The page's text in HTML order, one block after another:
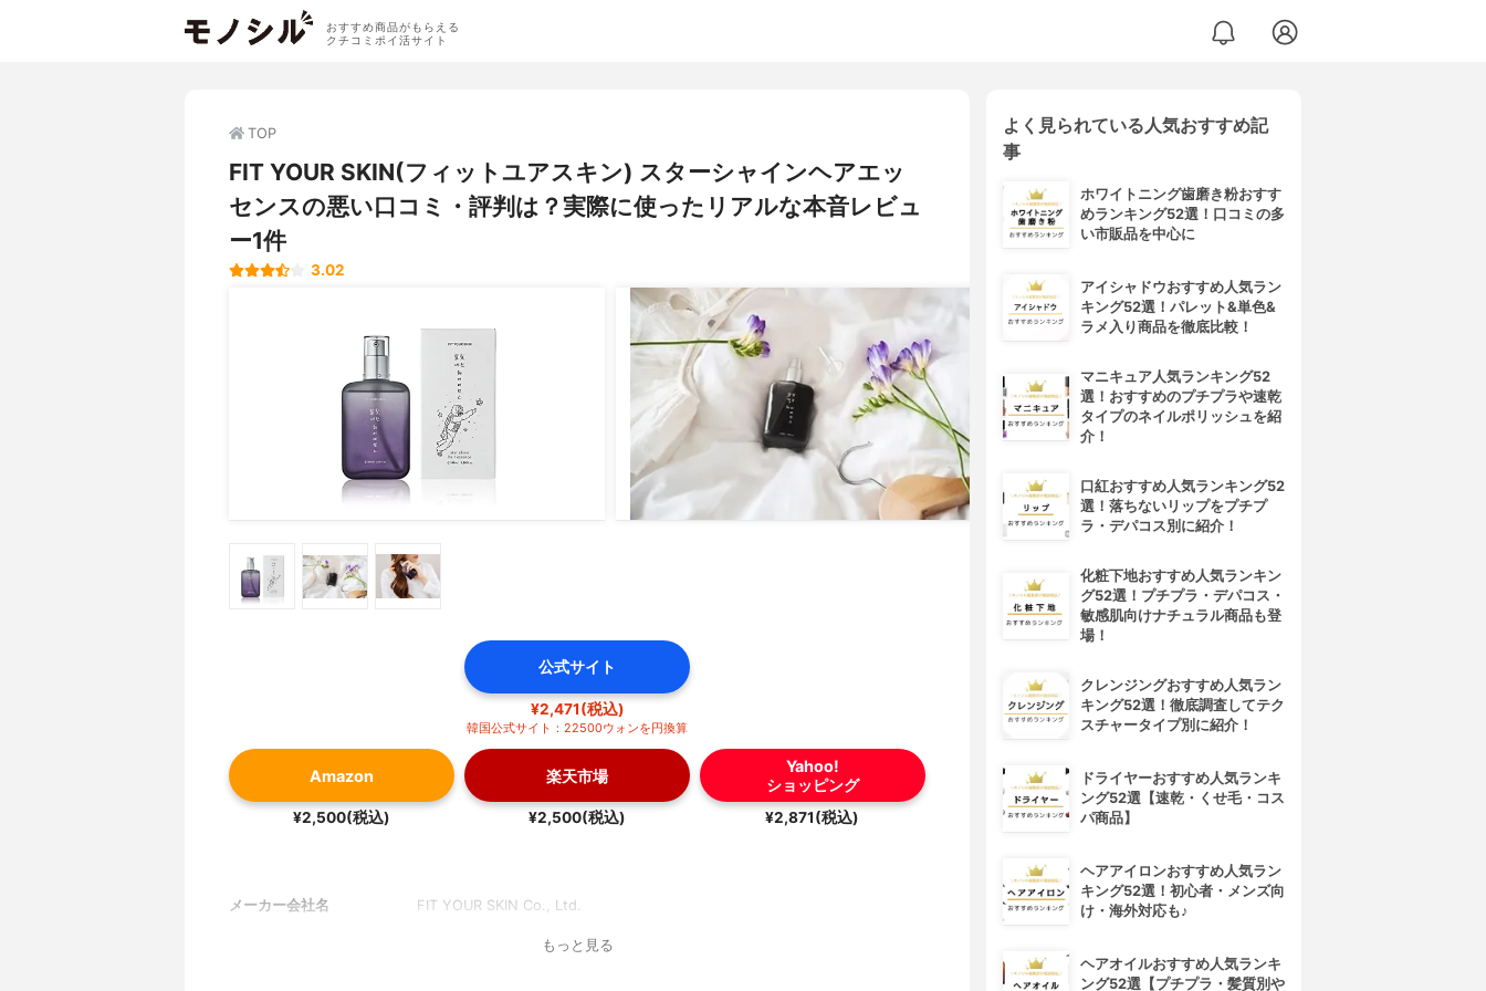
おすすめ商品がもらえる
クチコミポイ活サイト
TOP
FIT YOUR SKIN(フィットユアスキン) スターシャインヘアエッ
センスの悪い口コミ・評判は？実際に使ったリアルな本音レビュ
ー1件
3.02
公式サイト
¥2,471(税込)
韓国公式サイト：22500ウォンを円換算
Amazon
¥2,500(税込)
楽天市場
¥2,500(税込)
Yahoo!
ショッピング
¥2,871(税込)
メーカー会社名 FIT YOUR SKIN Co., Ltd.
もっと見る
よく見られている人気おすすめ記
事
ホワイトニング歯磨き粉おすす
めランキング52選！口コミの多
い市販品を中心に
アイシャドウおすすめ人気ラン
キング52選！パレット&単色&
ラメ入り商品を徹底比較！
マニキュア人気ランキング52
選！おすすめのプチプラや速乾
タイプのネイルポリッシュを紹
介！
口紅おすすめ人気ランキング52
選！落ちないリップをプチプ
ラ・デパコス別に紹介！
化粧下地おすすめ人気ランキン
グ52選！プチプラ・デパコス・
敏感肌向けナチュラル商品も登
場！
クレンジングおすすめ人気ラン
キング52選！徹底調査してテク
スチャータイプ別に紹介！
ドライヤーおすすめ人気ランキ
ング52選【速乾・くせ毛・コス
パ商品】
ヘアアイロンおすすめ人気ラン
キング52選！初心者・メンズ向
け・海外対応も♪
ヘアオイルおすすめ人気ランキ
ング52選【プチプラ・髪質別や